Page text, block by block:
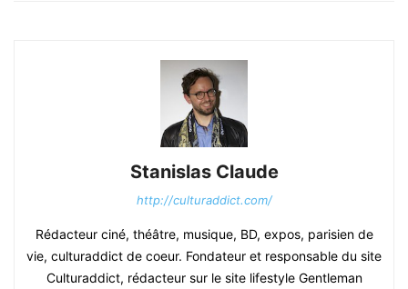
Stanislas Claude
http://culturaddict.com/
Rédacteur ciné, théâtre, musique, BD, expos, parisien de
vie, culturaddict de coeur. Fondateur et responsable du site
Culturaddict, rédacteur sur le site lifestyle Gentleman